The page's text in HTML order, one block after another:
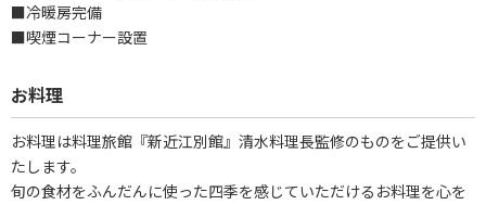
■冷暖房完備
■喫煙コーナー設置
お料理
お料理は料理旅館『新近江別館』清水料理長監修のものをご提供い
たします。
旬の食材をふんだんに使った四季を感じていただけるお料理を心を